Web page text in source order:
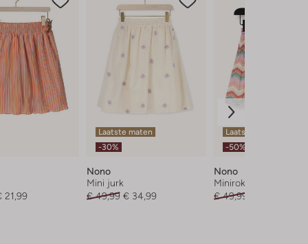
21,99
Laatste maten
-30%
Nono
Mini jurk
€ 49,99 € 34,99
Laatste item
-50%
Nono
Minirok
€ 49,99